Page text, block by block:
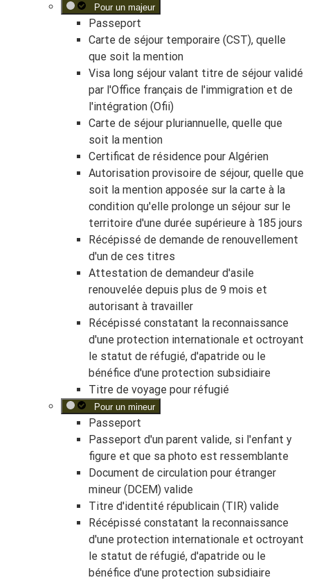
Pour un majeur
Passeport
Carte de séjour temporaire (CST), quelle
que soit la mention
Visa long séjour valant titre de séjour validé
par l'Office français de l'immigration et de
l'intégration (Ofii)
Carte de séjour pluriannuelle, quelle que
soit la mention
Certificat de résidence pour Algérien
Autorisation provisoire de séjour, quelle que
soit la mention apposée sur la carte à la
condition qu'elle prolonge un séjour sur le
territoire d'une durée supérieure à 185 jours
Récépissé de demande de renouvellement
d'un de ces titres
Attestation de demandeur d'asile
renouvelée depuis plus de 9 mois et
autorisant à travailler
Récépissé constatant la reconnaissance
d'une protection internationale et octroyant
le statut de réfugié, d'apatride ou le
bénéfice d'une protection subsidiaire
Titre de voyage pour réfugié
Pour un mineur
Passeport
Passeport d'un parent valide, si l'enfant y
figure et que sa photo est ressemblante
Document de circulation pour étranger
mineur (DCEM) valide
Titre d'identité républicain (TIR) valide
Récépissé constatant la reconnaissance
d'une protection internationale et octroyant
le statut de réfugié, d'apatride ou le
bénéfice d'une protection subsidiaire